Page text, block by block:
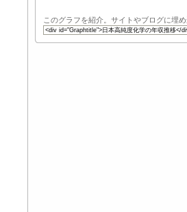
このグラフを紹介。サイトやブログに埋